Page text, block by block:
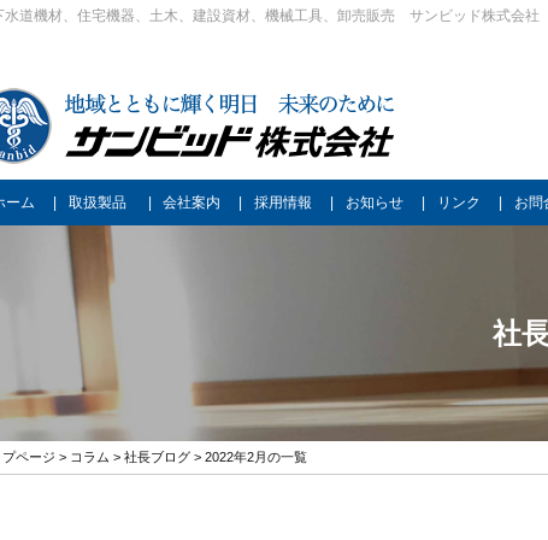
水道機材、住宅機器、土木、建設資材、機械工具、卸売販売 サンビッド株式会社
ーム 取扱製品 会社案内 採用情報 お知らせ リンク お問
社
プページ > コラム > 社長ブログ > 2022年2月の一覧